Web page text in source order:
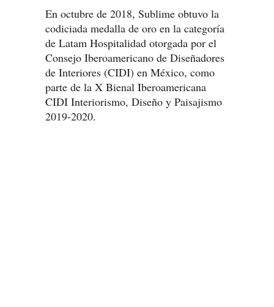
En octubre de 2018, Sublime obtuvo la
codiciada medalla de oro en la categoría
de Latam Hospitalidad otorgada por el
Consejo Iberoamericano de Diseñadores
de Interiores (CIDI) en México, como
parte de la X Bienal Iberoamericana
CIDI Interiorismo, Diseño y Paisajismo
2019-2020.